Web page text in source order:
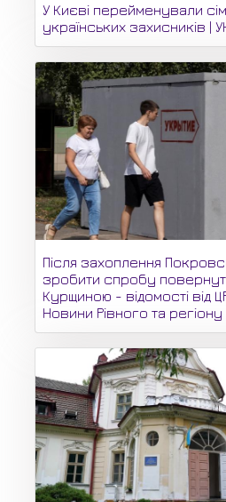
У Києві перейменували
українських захисників |
Після захоплення
зробити спробу
Курщиною - відомості від
Новини Рівного та